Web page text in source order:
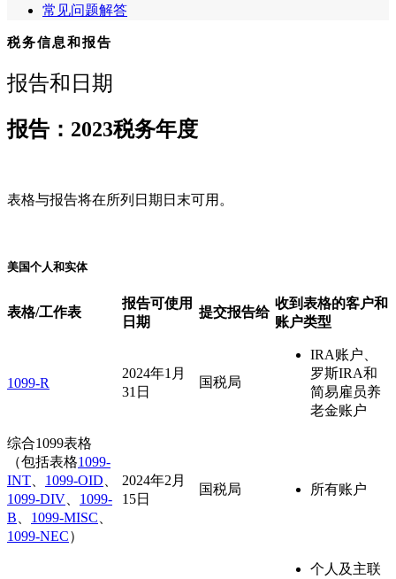
常见问题解答
税务信息和报告
报告和日期
报告：2023税务年度
表格与报告将在所列日期日末可用。
美国个人和实体
表格/工作表
报告可使用
日期
提交报告给
收到表格的客户和
账户类型
1099-R
2024年1月
31日
国税局
IRA账户、
罗斯IRA和
简易雇员养
老金账户
综合1099表格
（包括表格1099-
INT
1099-OID
1099-DIV
1099-
B
1099-MISC
1099-NEC）
2024年2月
15日
国税局 所有账户
个人及主联